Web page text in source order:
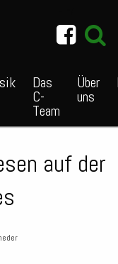
Das
C-
Team
Über
uns
auf der